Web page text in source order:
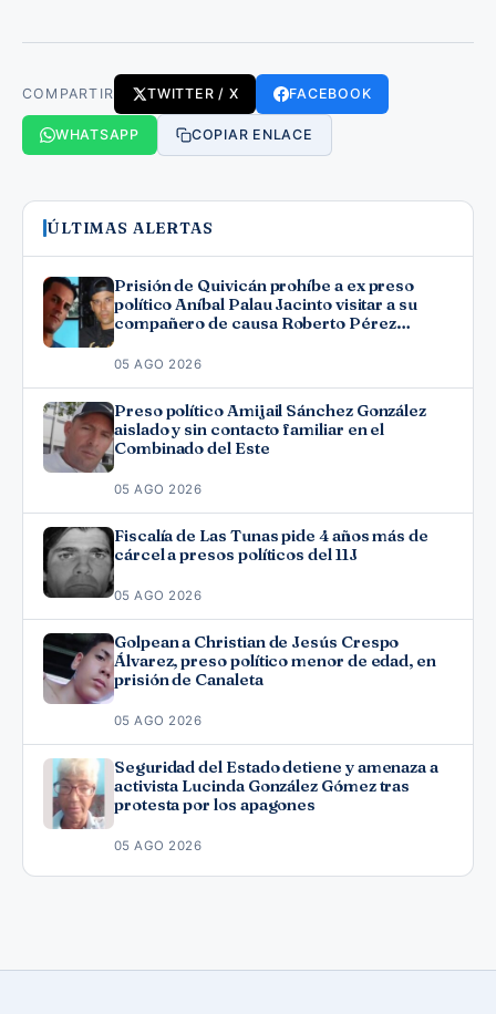
COMPARTIR TWITTER / X FACEBOOK
WHATSAPP COPIAR ENLACE
ÚLTIMAS ALERTAS
Prisión de Quivicán prohíbe a ex preso
político Aníbal Palau Jacinto visitar a su
compañero de causa Roberto Pérez
05 AGO 2026
Preso político Amijail Sánchez González
aislado y sin contacto familiar en el
Combinado del Este
05 AGO 2026
Fiscalía de Las Tunas pide 4 años más de
cárcel a presos políticos del 11J
05 AGO 2026
Golpean a Christian de Jesús Crespo
Álvarez, preso político menor de edad, en
prisión de Canaleta
05 AGO 2026
Seguridad del Estado detiene y amenaza a
activista Lucinda González Gómez tras
protesta por los apagones
05 AGO 2026